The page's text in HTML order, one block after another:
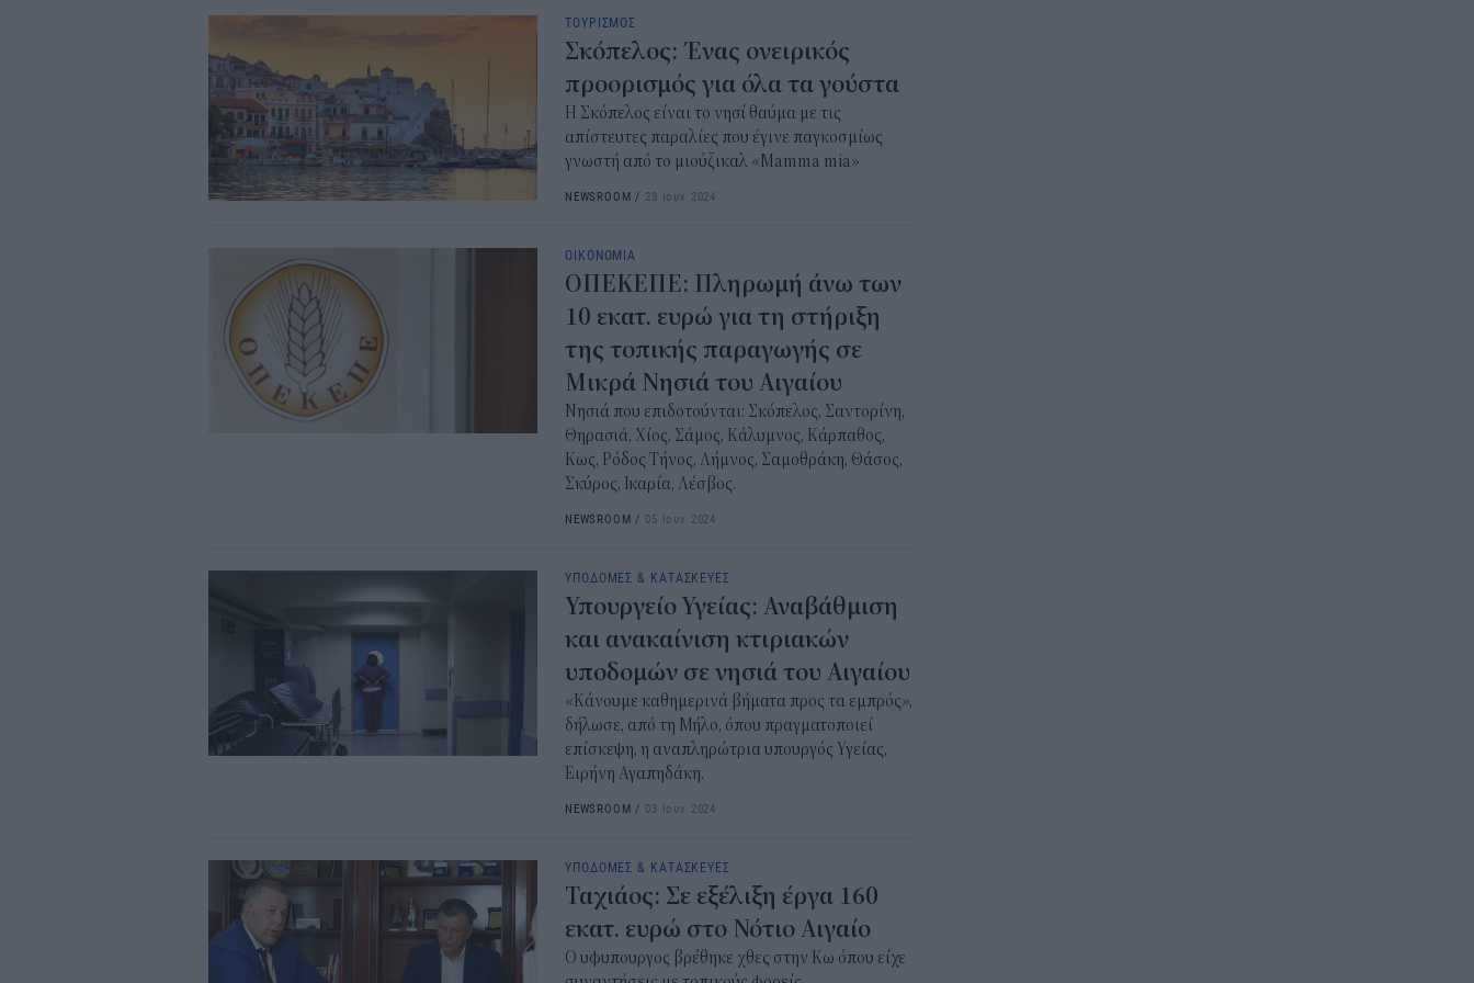
ΤΟΥΡΙΣΜΟΣ
Σκόπελος: Ένας ονειρικός
προορισμός για όλα τα γούστα
Η Σκόπελος είναι το νησί θαύμα με τις
απίστευτες παραλίες που έγινε παγκοσμίως
γνωστή από το μιούζικαλ «Mamma mia»
NEWSROOM / 23 Ιουν 2024
ΟΙΚΟΝΟΜΙΑ
ΟΠΕΚΕΠΕ: Πληρωμή άνω των
10 εκατ. ευρώ για τη στήριξη
της τοπικής παραγωγής σε
Μικρά Νησιά του Αιγαίου
Νησιά που επιδοτούνται: Σκόπελος, Σαντορίνη,
Θηρασιά, Χίος, Σάμος, Κάλυμνος, Κάρπαθος,
Κως, Ρόδος Τήνος, Λήμνος, Σαμοθράκη, Θάσος,
Σκύρος, Ικαρία, Λέσβος.
NEWSROOM / 05 Ιουν 2024
ΥΠΟΔΟΜΕΣ & ΚΑΤΑΣΚΕΥΕΣ
Υπουργείο Υγείας: Αναβάθμιση
και ανακαίνιση κτιριακών
υποδομών σε νησιά του Αιγαίου
«Κάνουμε καθημερινά βήματα προς τα εμπρός»,
δήλωσε, από τη Μήλο, όπου πραγματοποιεί
επίσκεψη, η αναπληρώτρια υπουργός Υγείας,
Ειρήνη Αγαπηδάκη.
NEWSROOM / 03 Ιουν 2024
ΥΠΟΔΟΜΕΣ & ΚΑΤΑΣΚΕΥΕΣ
Ταχιάος: Σε εξέλιξη έργα 160
εκατ. ευρώ στο Νότιο Αιγαίο
Ο υφυπουργος βρέθηκε χθες στην Κω όπου είχε